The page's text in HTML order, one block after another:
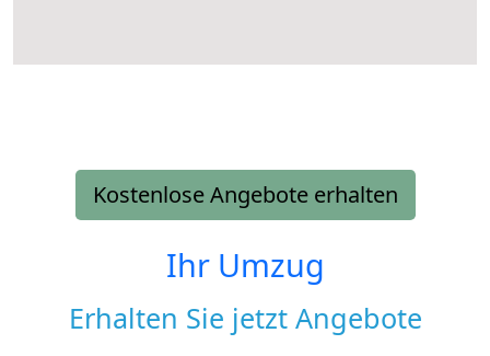
Kostenlose Angebote erhalten
Ihr Umzug
Erhalten Sie jetzt Angebote